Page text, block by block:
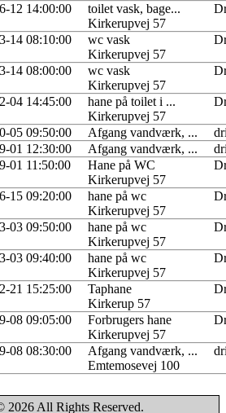
12 14:00:00
toilet vask, bage...
Kirkerupvej 57
14 08:10:00
wc vask
Kirkerupvej 57
14 08:00:00
wc vask
Kirkerupvej 57
04 14:45:00
hane på toilet i ...
Kirkerupvej 57
05 09:50:00 Afgang vandværk, ...
01 12:30:00 Afgang vandværk, ...
01 11:50:00
Hane på WC
Kirkerupvej 57
15 09:20:00
hane på wc
Kirkerupvej 57
03 09:50:00
hane på wc
Kirkerupvej 57
03 09:40:00
hane på wc
Kirkerupvej 57
21 15:25:00
Taphane
Kirkerup 57
08 09:05:00
Forbrugers hane
Kirkerupvej 57
08 08:30:00
Afgang vandværk, ...
Emtemosevej 100
2026 All Rights Reserved.